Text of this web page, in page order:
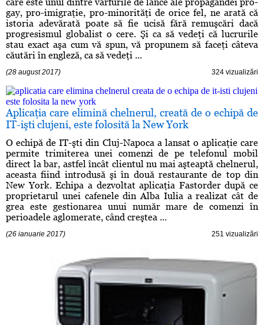
care este unul dintre vârfurile de lance ale propagandei pro-
gay, pro-imigraţie, pro-minorităţi de orice fel, ne arată că
istoria adevărată poate să fie ucisă fără remuşcări dacă
progresismul globalist o cere. Şi ca să vedeţi că lucrurile
stau exact aşa cum vă spun, vă propunem să faceţi câteva
căutări în engleză, ca să vedeţi ...
(28 august 2017) 324 vizualizări
Aplicaţia care elimină chelnerul, creată de o echipă de
IT-işti clujeni, este folosită la New York
O echipă de IT-şti din Cluj-Napoca a lansat o aplicaţie care
permite trimiterea unei comenzi de pe telefonul mobil
direct la bar, astfel încât clientul nu mai aşteaptă chelnerul,
aceasta fiind introdusă şi în două restaurante de top din
New York. Echipa a dezvoltat aplicaţia Fastorder după ce
proprietarul unei cafenele din Alba Iulia a realizat cât de
grea este gestionarea unui număr mare de comenzi în
perioadele aglomerate, când creştea ...
(26 ianuarie 2017) 251 vizualizări